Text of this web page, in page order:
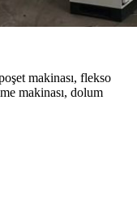
makinası, flekso
makinası, dolum